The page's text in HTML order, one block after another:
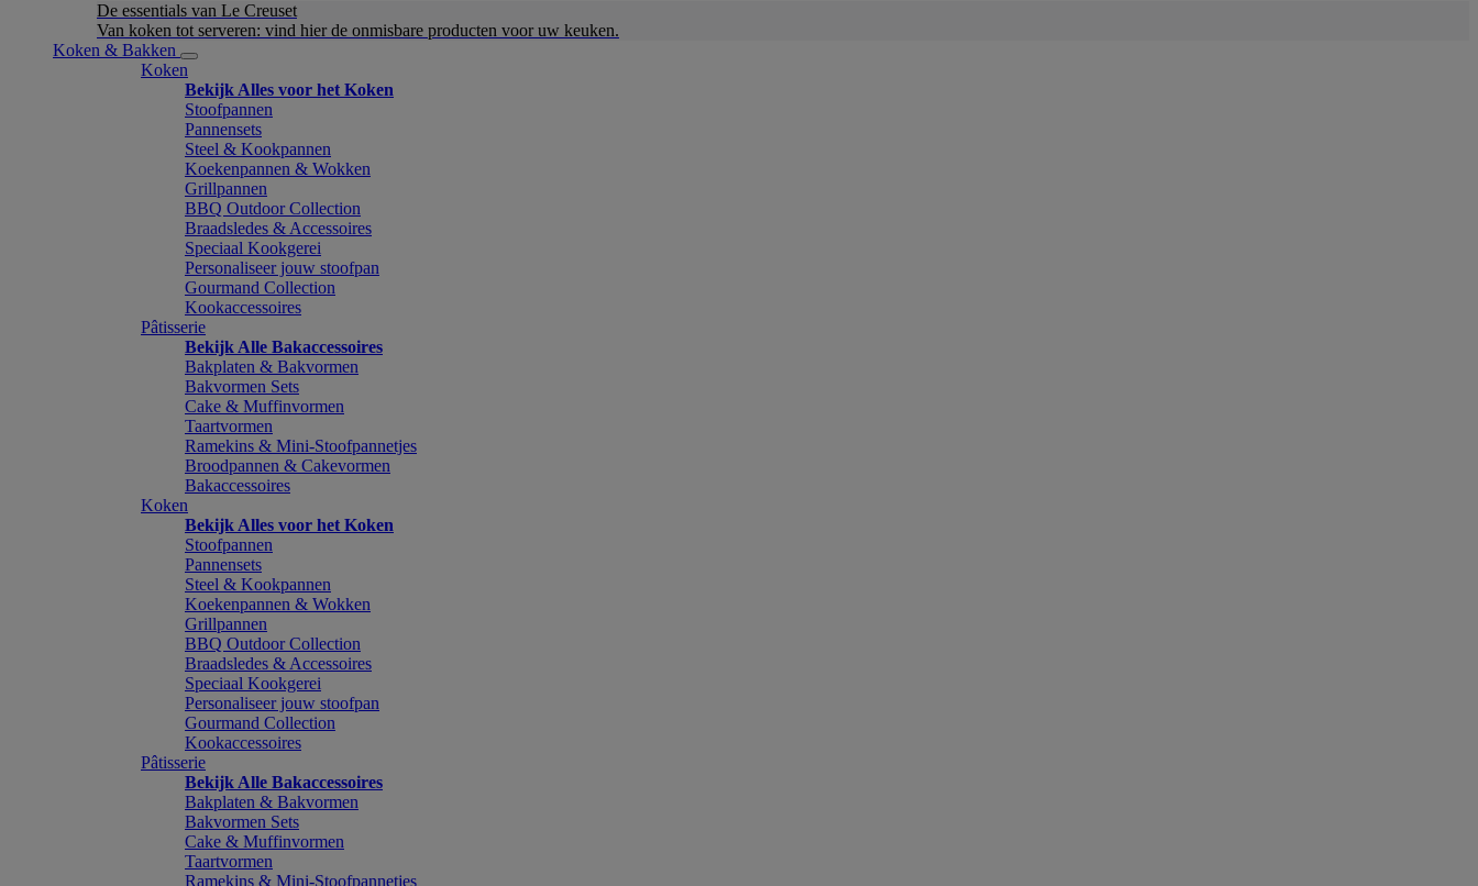
De essentials van Le Creuset
Van koken tot serveren: vind hier de onmisbare producten voor uw keuken.
Koken & Bakken
Koken
Bekijk Alles voor het Koken
Stoofpannen
Pannensets
Steel & Kookpannen
Koekenpannen & Wokken
Grillpannen
BBQ Outdoor Collection
Braadsledes & Accessoires
Speciaal Kookgerei
Personaliseer jouw stoofpan
Gourmand Collection
Kookaccessoires
Pâtisserie
Bekijk Alle Bakaccessoires
Bakplaten & Bakvormen
Bakvormen Sets
Cake & Muffinvormen
Taartvormen
Ramekins & Mini-Stoofpannetjes
Broodpannen & Cakevormen
Bakaccessoires
Koken
Bekijk Alles voor het Koken
Stoofpannen
Pannensets
Steel & Kookpannen
Koekenpannen & Wokken
Grillpannen
BBQ Outdoor Collection
Braadsledes & Accessoires
Speciaal Kookgerei
Personaliseer jouw stoofpan
Gourmand Collection
Kookaccessoires
Pâtisserie
Bekijk Alle Bakaccessoires
Bakplaten & Bakvormen
Bakvormen Sets
Cake & Muffinvormen
Taartvormen
Ramekins & Mini-Stoofpannetjes